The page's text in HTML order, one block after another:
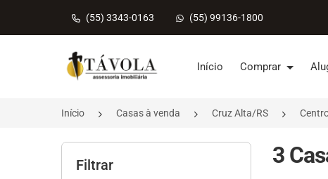
(55) 3343-0163 (55) 99136-1800
Página inicial
Início Comprar
Início Casas à venda Cruz Alta/RS
Filtrar 3